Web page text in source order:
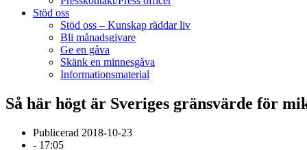
Stöd oss
Stöd oss – Kunskap räddar liv
Bli månadsgivare
Ge en gåva
Skänk en minnesgåva
Informationsmaterial
Så här högt är Sveriges gränsvärde för
Publicerad 2018-10-23
- 17:05